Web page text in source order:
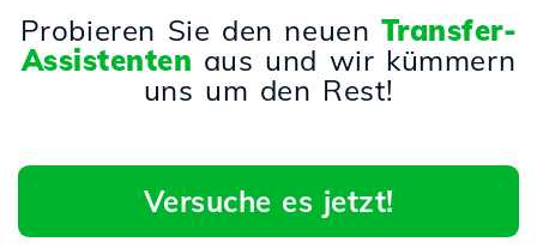
Probieren Sie den neuen Transfer-
Assistenten aus und wir kümmern
uns um den Rest!
Versuche es jetzt!